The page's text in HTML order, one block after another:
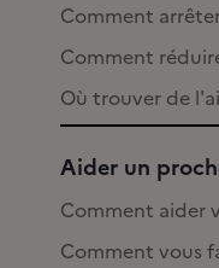
Comment
Comment
Où trouver de
Aider un
Comment aider
Comment vous